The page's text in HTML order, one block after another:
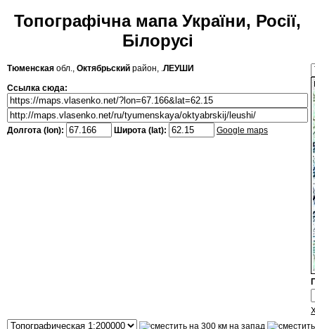
Топографічна мапа України, Росії,
Білорусі
Тюменская обл., Октябрьский район, .ЛЕУШИ
Ссылка сюда:
Долгота (lon): Широта (lat): Google maps